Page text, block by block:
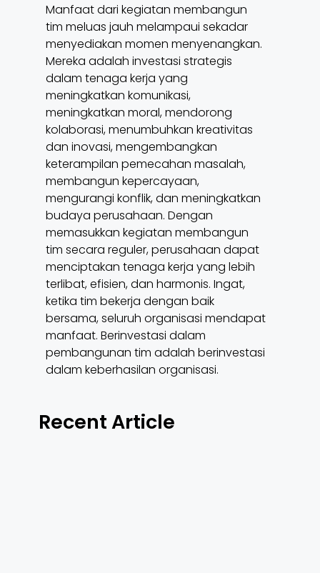
Manfaat dari kegiatan membangun
tim meluas jauh melampaui sekadar
menyediakan momen menyenangkan.
Mereka adalah investasi strategis
dalam tenaga kerja yang
meningkatkan komunikasi,
meningkatkan moral, mendorong
kolaborasi, menumbuhkan kreativitas
dan inovasi, mengembangkan
keterampilan pemecahan masalah,
membangun kepercayaan,
mengurangi konflik, dan meningkatkan
budaya perusahaan. Dengan
memasukkan kegiatan membangun
tim secara reguler, perusahaan dapat
menciptakan tenaga kerja yang lebih
terlibat, efisien, dan harmonis. Ingat,
ketika tim bekerja dengan baik
bersama, seluruh organisasi mendapat
manfaat. Berinvestasi dalam
pembangunan tim adalah berinvestasi
dalam keberhasilan organisasi.
Recent Article